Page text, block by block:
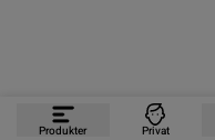
Produkter Privat